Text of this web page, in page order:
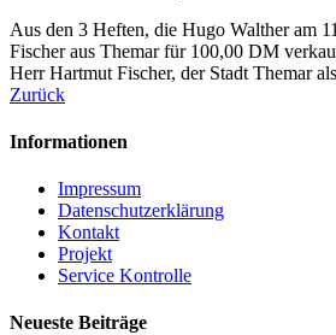
Aus den 3 Heften, die Hugo Walther am
Fischer aus Themar für 100,00 DM
Herr Hartmut Fischer, der Stadt Themar
Zurück
Informationen
Impressum
Datenschutzerklärung
Kontakt
Projekt
Service Kontrolle
Neueste Beiträge